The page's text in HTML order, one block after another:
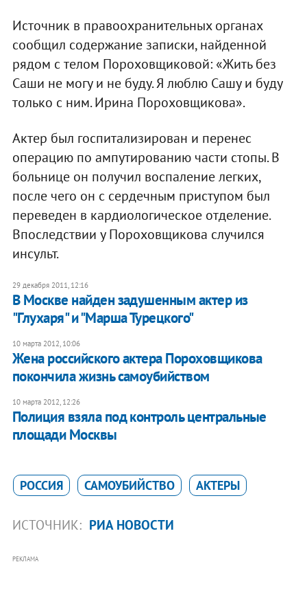
Источник в правоохранительных органах
сообщил содержание записки, найденной
рядом с телом Пороховщиковой: «Жить без
Саши не могу и не буду. Я люблю Сашу и буду
только с ним. Ирина Пороховщикова».
Актер был госпитализирован и перенес
операцию по ампутированию части стопы. В
больнице он получил воспаление легких,
после чего он с сердечным приступом был
переведен в кардиологическое отделение.
Впоследствии у Пороховщикова случился
инсульт.
29 декабря 2011, 12:16
В Москве найден задушенным актер из
"Глухаря" и "Марша Турецкого"
10 марта 2012, 10:06
​Жена российского актера Пороховщикова
покончила жизнь самоубийством
10 марта 2012, 12:26
Полиция взяла под контроль центральные
площади Москвы
РОССИЯ САМОУБИЙСТВО АКТЕРЫ
ИСТОЧНИК: РИА НОВОСТИ
РЕКЛАМА